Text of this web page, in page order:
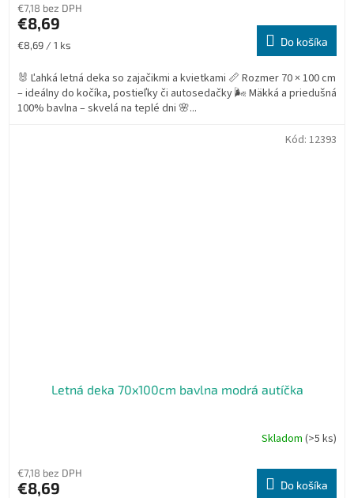
€7,18 bez DPH
€8,69
Jednotková
€8,69 / 1 ks Do košíka
🐰 Ľahká letná deka so zajačikmi a kvietkami 📏 Rozmer 70 × 100 cm
– ideálny do kočíka, postieľky či autosedačky 🌬️ Mäkká a priedušná
100% bavlna – skvelá na teplé dni 🌸...
Letná deka 70x100cm bavlna modrá autíčka
produktu
je
Skladom(>5 ks)
€7,18 bez DPH
€8,69 Do košíka
Kód: 12393